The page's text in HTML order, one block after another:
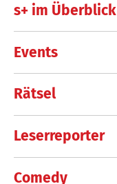
s+ im Überblick
Events
Rätsel
Leserreporter
Comedy